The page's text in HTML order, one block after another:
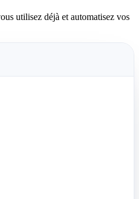
utilisez déjà et automatisez vos